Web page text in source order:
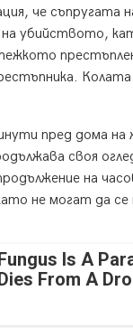
че съпругата
убийството,
пред дома
своя
на
не могат да
Is A
From A